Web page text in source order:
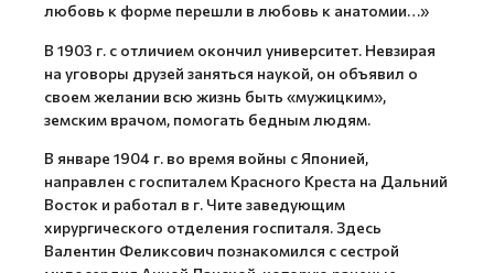
любовь к форме перешли в любовь к анатомии…»
В 1903 г. с отличием окончил университет. Невзирая
на уговоры друзей заняться наукой, он объявил о
своем желании всю жизнь быть «мужицким»,
земским врачом, помогать бедным людям.
В январе 1904 г. во время войны с Японией,
направлен с госпиталем Красного Креста на Дальний
Восток и работал в г. Чите заведующим
хирургического отделения госпиталя. Здесь
Валентин Феликсович познакомился с сестрой